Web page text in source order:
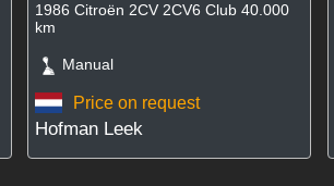
1986 Citroën 2CV 2CV6 Club 40.000
km
Manual
Price on request
Hofman Leek